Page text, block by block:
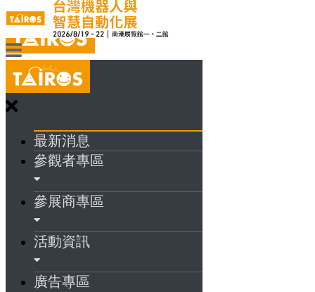
最新消息
參觀者專區
參展商專區
活動資訊
廣告專區